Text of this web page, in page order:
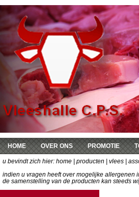
HOME OVER ONS PROMOTIE
DE KEUKEN VAN SOPHIE
u bevindt zich hier: home producten vlees
indien u vragen heeft over mogelijke allergenen
de samenstelling van de producten kan steeds